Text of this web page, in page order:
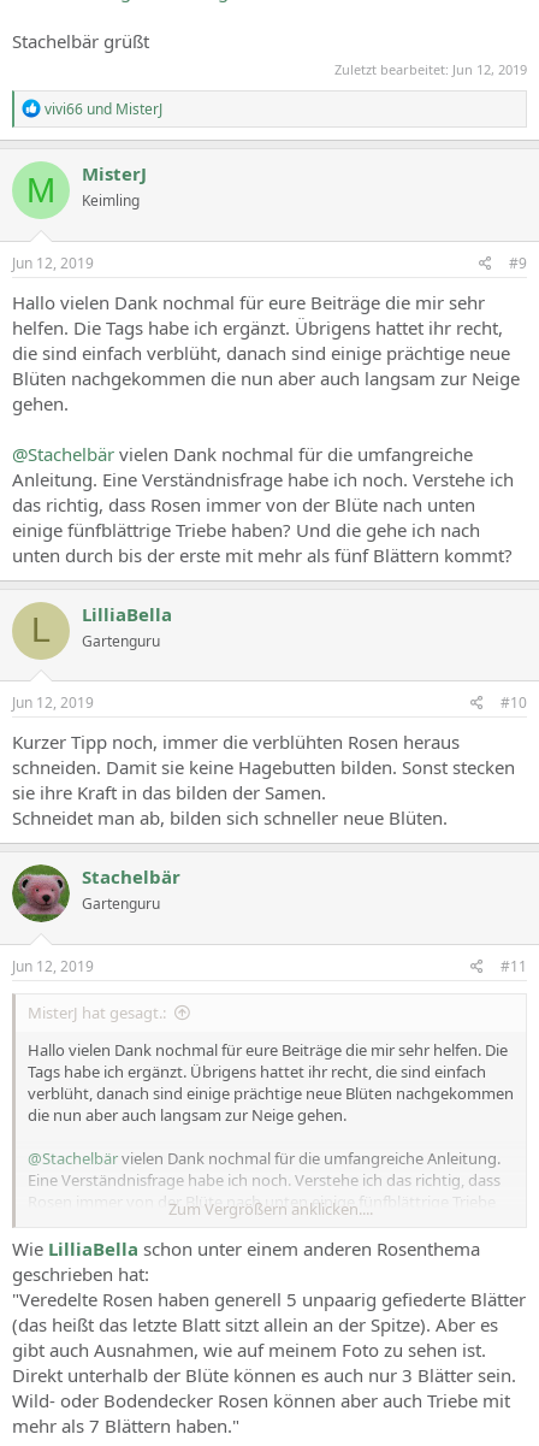
Stachelbär grüßt
Zuletzt bearbeitet: Jun 12, 2019
R
e
a
c
t
i
o
n
s
vivi66 und MisterJ
M MisterJ
Keimling
Jun 12, 2019 #9
Hallo vielen Dank nochmal für eure Beiträge die mir sehr
helfen. Die Tags habe ich ergänzt. Übrigens hattet ihr recht,
die sind einfach verblüht, danach sind einige prächtige neue
Blüten nachgekommen die nun aber auch langsam zur Neige
gehen.
@Stachelbär vielen Dank nochmal für die umfangreiche
Anleitung. Eine Verständnisfrage habe ich noch. Verstehe ich
das richtig, dass Rosen immer von der Blüte nach unten
einige fünfblättrige Triebe haben? Und die gehe ich nach
unten durch bis der erste mit mehr als fünf Blättern kommt?
L LilliaBella
Gartenguru
Jun 12, 2019 #10
Kurzer Tipp noch, immer die verblühten Rosen heraus
schneiden. Damit sie keine Hagebutten bilden. Sonst stecken
sie ihre Kraft in das bilden der Samen.
Schneidet man ab, bilden sich schneller neue Blüten.
Stachelbär
Gartenguru
Jun 12, 2019 #11
MisterJ hat gesagt.:
Hallo vielen Dank nochmal für eure Beiträge die mir sehr helfen. Die
Tags habe ich ergänzt. Übrigens hattet ihr recht, die sind einfach
verblüht, danach sind einige prächtige neue Blüten nachgekommen
die nun aber auch langsam zur Neige gehen.
@Stachelbärvielen Dank nochmal für die umfangreiche Anleitung.
Eine Verständnisfrage habe ich noch. Verstehe ich das richtig, dass
Rosen immer von der Blüte nach unten einige fünfblättrige Triebe
haben? Und die gehe ich nach unten durch bis der erste mit mehr
als fünf Blättern kommt?
Zum Vergrößern anklicken....
Wie LilliaBella schon unter einem anderen Rosenthema
geschrieben hat:
"Veredelte Rosen haben generell 5 unpaarig gefiederte Blätter
(das heißt das letzte Blatt sitzt allein an der Spitze). Aber es
gibt auch Ausnahmen, wie auf meinem Foto zu sehen ist.
Direkt unterhalb der Blüte können es auch nur 3 Blätter sein.
Wild- oder Bodendecker Rosen können aber auch Triebe mit
mehr als 7 Blättern haben."